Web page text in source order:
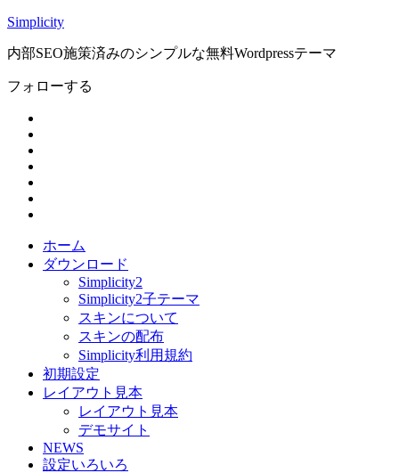
Simplicity
内部SEO施策済みのシンプルな無料Wordpressテーマ
フォローする
ホーム
ダウンロード
Simplicity2
Simplicity2子テーマ
スキンについて
スキンの配布
Simplicity利用規約
初期設定
レイアウト見本
レイアウト見本
デモサイト
NEWS
設定いろいろ